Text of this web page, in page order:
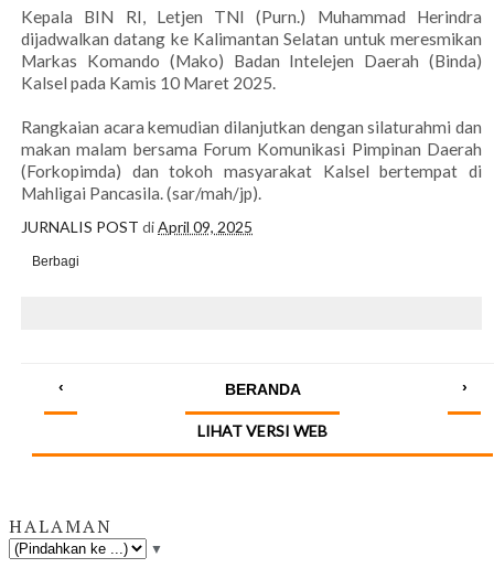
Kepala BIN RI, Letjen TNI (Purn.) Muhammad Herindra
dijadwalkan datang ke Kalimantan Selatan untuk meresmikan
Markas Komando (Mako) Badan Intelejen Daerah (Binda)
Kalsel pada Kamis 10 Maret 2025.
Rangkaian acara kemudian dilanjutkan dengan silaturahmi dan
makan malam bersama Forum Komunikasi Pimpinan Daerah
(Forkopimda) dan tokoh masyarakat Kalsel bertempat di
Mahligai Pancasila. (sar/mah/jp).
JURNALIS POST diApril 09, 2025
Berbagi
‹ ›
BERANDA
LIHAT VERSI WEB
HALAMAN
▼